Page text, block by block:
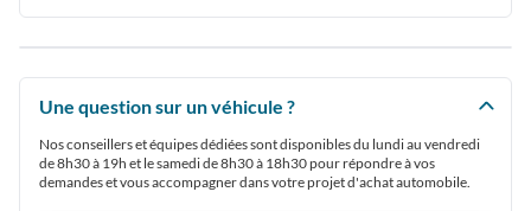
Une question sur un véhicule ?
Nos conseillers et équipes dédiées sont disponibles du lundi au vendredi
de 8h30 à 19h et le samedi de 8h30 à 18h30 pour répondre à vos
demandes et vous accompagner dans votre projet d'achat automobile.